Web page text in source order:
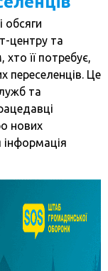
центру та
її потребує,
переселенців. Це
та
нових
інформація